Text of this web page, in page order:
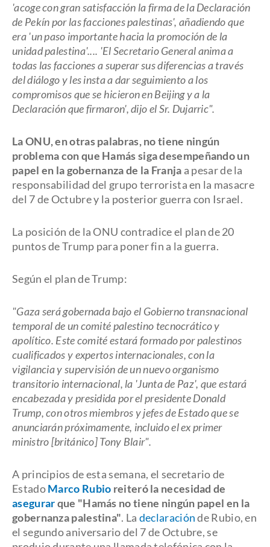
'acoge con gran satisfacción la firma de la Declaración
de Pekín por las facciones palestinas', añadiendo que
era 'un paso importante hacia la promoción de la
unidad palestina'.... 'El Secretario General anima a
todas las facciones a superar sus diferencias a través
del diálogo y les insta a dar seguimiento a los
compromisos que se hicieron en Beijing y a la
Declaración que firmaron', dijo el Sr. Dujarric".
La ONU, en otras palabras, no tiene ningún
problema con que Hamás siga desempeñando un
papel en la gobernanza de la Franja a pesar de la
responsabilidad del grupo terrorista en la masacre
del 7 de Octubre y la posterior guerra con Israel.
La posición de la ONU contradice el plan de 20
puntos de Trump para poner fin a la guerra.
Según el plan de Trump:
"Gaza será gobernada bajo el Gobierno transnacional
temporal de un comité palestino tecnocrático y
apolítico. Este comité estará formado por palestinos
cualificados y expertos internacionales, con la
vigilancia y supervisión de un nuevo organismo
transitorio internacional, la 'Junta de Paz', que estará
encabezada y presidida por el presidente Donald
Trump, con otros miembros y jefes de Estado que se
anunciarán próximamente, incluido el ex primer
ministro [británico] Tony Blair".
A principios de esta semana, el secretario de
EstadoMarco Rubio reiteró la necesidad de
asegurarque "Hamás no tiene ningún papel en la
gobernanza palestina". La declaraciónde Rubio, en
el segundo aniversario del 7 de Octubre, se